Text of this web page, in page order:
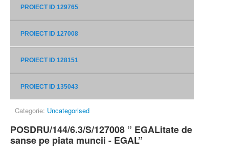
PROIECT ID 129765
PROIECT ID 127008
PROIECT ID 128151
PROIECT ID 135043
Categorie: Uncategorised
POSDRU/144/6.3/S/127008 ” EGALitate de
sanse pe piata muncii - EGAL”